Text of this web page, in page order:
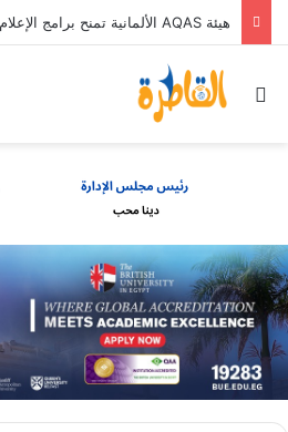
بحث عن